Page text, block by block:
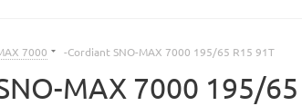
7000 -Cordiant SNO-MAX 7000 195/65 R15 91T
MAX 7000 195/